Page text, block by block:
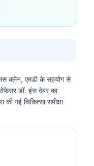
क्लेन, एमडीके सहयोग से
डॉ. हंस वेबर का
की गई चिकित्सा समीक्षा